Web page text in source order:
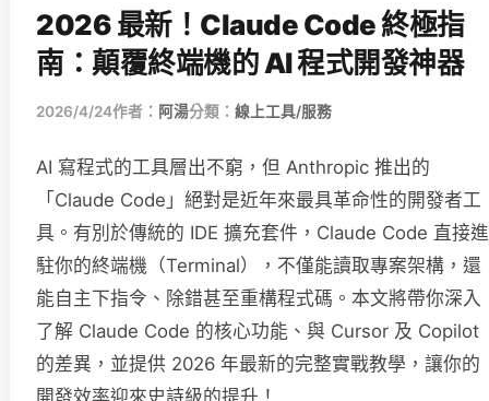
2026 最新！Claude Code 終極指
南：顛覆終端機的 AI 程式開發神器
2026/4/24作者： 阿湯分類： 線上工具/服務
AI 寫程式的工具層出不窮，但 Anthropic 推出的
「Claude Code」絕對是近年來最具革命性的開發者工
具。有別於傳統的 IDE 擴充套件，Claude Code 直接進
駐你的終端機（Terminal），不僅能讀取專案架構，還
能自主下指令、除錯甚至重構程式碼。本文將帶你深入
了解 Claude Code 的核心功能、與 Cursor 及 Copilot
的差異，並提供 2026 年最新的完整實戰教學，讓你的